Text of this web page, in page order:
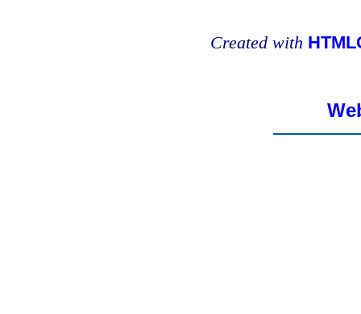
Created with